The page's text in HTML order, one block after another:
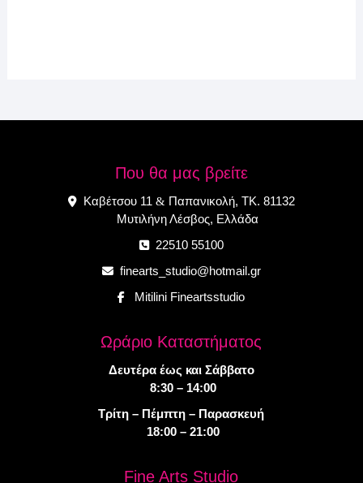
Που θα μας βρείτε
Καβέτσου 11 &Παπανικολή, ΤΚ. 81132
Μυτιλήνη Λέσβος, Ελλάδα
22510 55100
finearts_studio@hotmail.gr
Mitilini Fineartsstudio
Ωράριο Καταστήματος
Δευτέρα έως και Σάββατο
8:30 – 14:00
Τρίτη – Πέμπτη – Παρασκευή
18:00 – 21:00
Fine Arts Studio